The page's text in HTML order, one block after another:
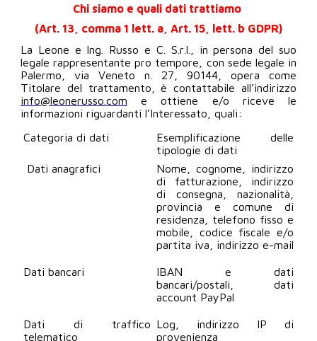
Chi siamo e quali dati trattiamo
(Art. 13, comma 1 lett. a, Art. 15, lett. b GDPR)
La Leone e Ing. Russo e C. S.r.l., in persona del suo
legale rappresentante pro tempore, con sede legale in
Palermo, via Veneto n. 27, 90144, opera come
Titolare del trattamento, è contattabile all’indirizzo
info@leonerusso.com e ottiene e/o riceve le
informazioni riguardanti l’Interessato, quali:
Categoria di dati
Esemplificazione delle
tipologie di dati
Dati anagrafici
Nome, cognome, indirizzo
di fatturazione, indirizzo
di consegna, nazionalità,
provincia e comune di
residenza, telefono fisso e
mobile, codice fiscale e/o
partita iva, indirizzo e-mail
Dati bancari
IBAN e dati
bancari/postali, dati
account PayPal
Dati di traffico
telematico
Log, indirizzo IP di
provenienza